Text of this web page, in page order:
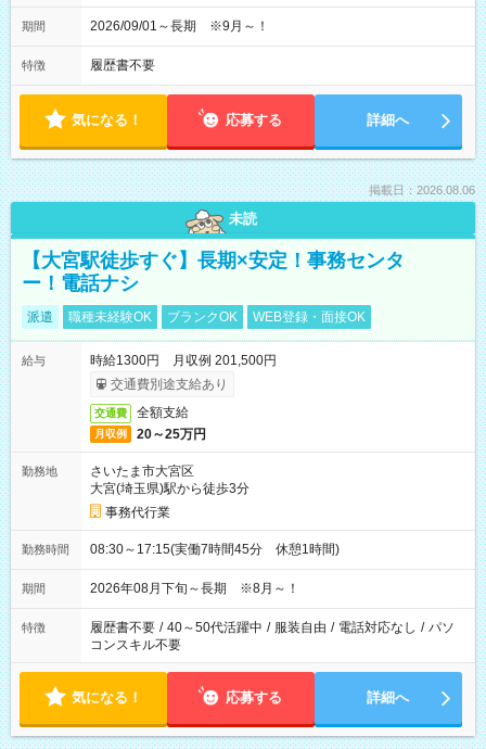
期間 2026/09/01～長期 ※9月～！
特徴 履歴書不要
気になる！ 応募する 詳細へ
掲載日：2026.08.06
未読
【大宮駅徒歩すぐ】長期×安定！事務センタ
ー！電話ナシ
派遣 職種未経験OK ブランクOK WEB登録・面接OK
給与
時給1300円 月収例 201,500円
交通費別途支給あり
交通費 全額支給
月収例 20～25万円
勤務地
さいたま市大宮区
大宮(埼玉県)駅から徒歩3分
事務代行業
勤務時間 08:30～17:15(実働7時間45分 休憩1時間)
期間 2026年08月下旬～長期 ※8月～！
特徴 履歴書不要 / 40～50代活躍中 / 服装自由 / 電話対応なし / パソ
コンスキル不要
気になる！ 応募する 詳細へ